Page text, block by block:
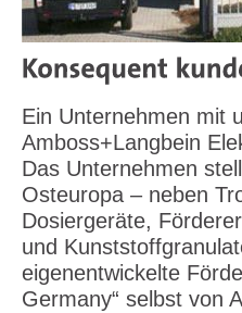
Ein Unternehmen mit
Amboss+Langbein
Das Unternehmen
Osteuropa – neben
Dosiergeräte,
und
eigenentwickelte
Germany“ selbst von